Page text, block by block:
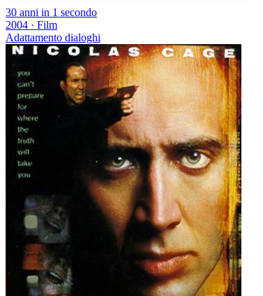
30 anni in 1 secondo
2004 · Film
Adattamento dialoghi